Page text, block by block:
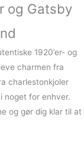
og Gatsby
1920’er- og
charmen fra
charlestonkjoler
noget for enhver.
og gør dig klar til at